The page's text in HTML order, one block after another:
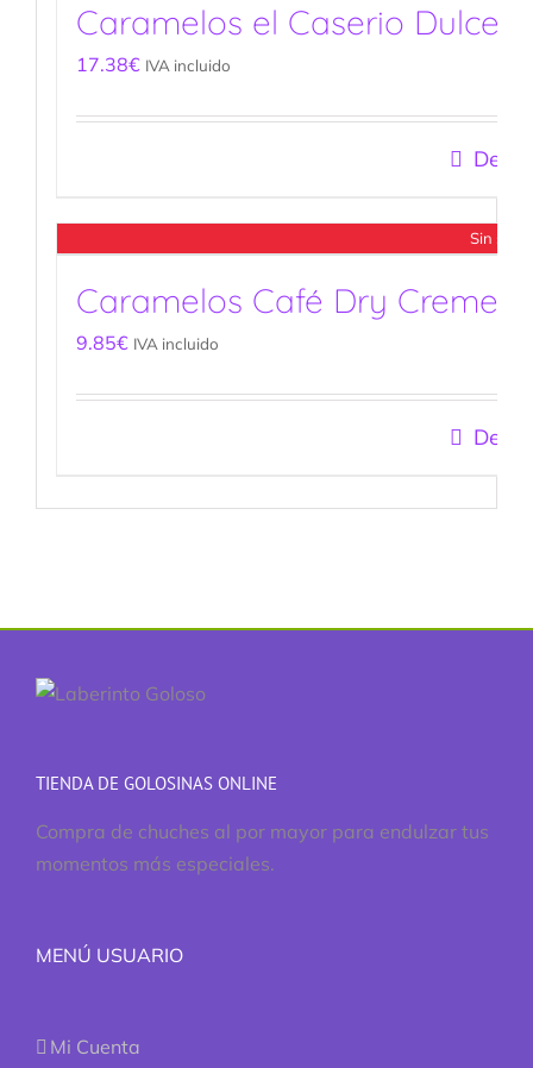
Caramelos el Caserio Dulce
17.38€ IVA incluido
Sin stock
Caramelos Café Dry Creme
9.85€ IVA incluido
TIENDA DE GOLOSINAS ONLINE
Compra de chuches al por mayor para endulzar tus
momentos más especiales.
MENÚ USUARIO
Mi Cuenta